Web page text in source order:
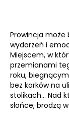
Prowincja
wydarzeń i
Miejscem, w
przemianami
roku,
bez korków na
stolikach… Nad
słońce, brodzą